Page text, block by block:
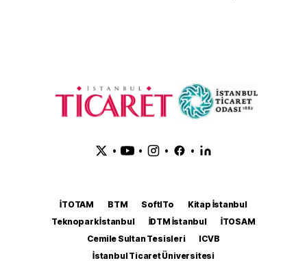
• • • •
İTOTAM BTM SoftITo
Kitap İstanbul
Teknopark İstanbul
İDTM İstanbul
İTOSAM
Cemile Sultan Tesisleri
ICVB
İstanbul Ticaret Üniversitesi